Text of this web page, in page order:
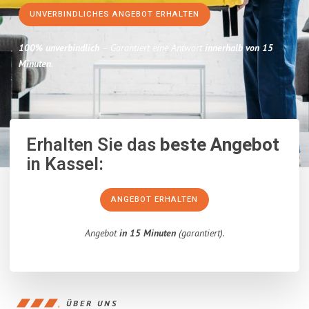
UNVERBINDLICHES ANGEBOT ERHALTEN
100% unverbindlich – Garantiert eine Antwort innerhalb von 15
Minuten.
Erhalten Sie dasbeste Angebot
in Kassel:
ANGEBOT ERHALTEN
Angebotin 15 Minuten(garantiert).
ÜBER UNS